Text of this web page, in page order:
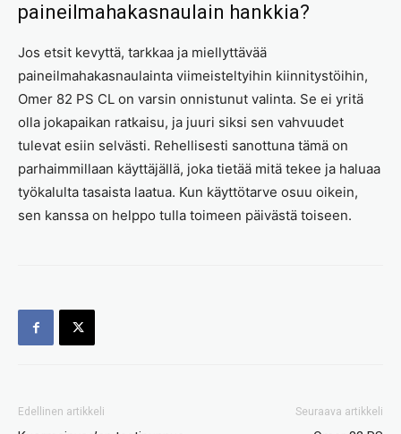
paineilmahakasnaulain hankkia?
Jos etsit kevyttä, tarkkaa ja miellyttävää
paineilmahakasnaulainta viimeisteltyihin kiinnitystöihin,
Omer 82 PS CL on varsin onnistunut valinta. Se ei yritä
olla jokapaikan ratkaisu, ja juuri siksi sen vahvuudet
tulevat esiin selvästi. Rehellisesti sanottuna tämä on
parhaimmillaan käyttäjällä, joka tietää mitä tekee ja haluaa
työkalulta tasaista laatua. Kun käyttötarve osuu oikein,
sen kanssa on helppo tulla toimeen päivästä toiseen.
Edellinen artikkeli Seuraava artikkeli